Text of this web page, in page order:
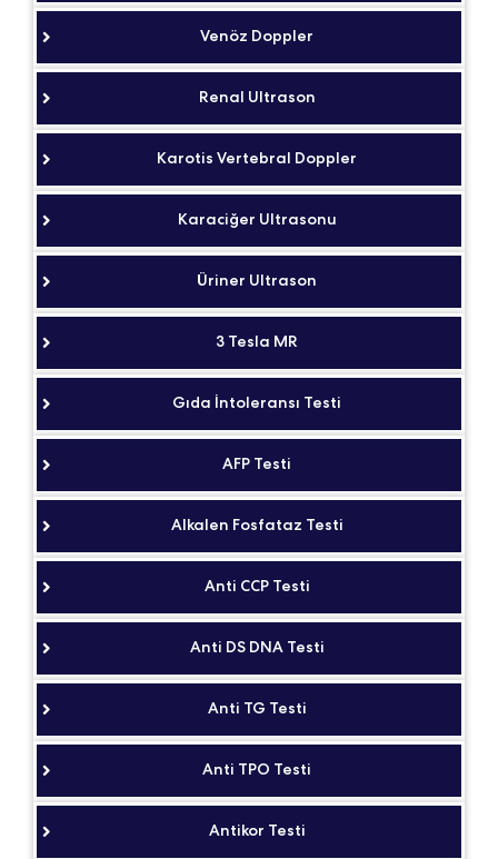
Venöz Doppler
Renal Ultrason
Karotis Vertebral Doppler
Karaciğer Ultrasonu
Üriner Ultrason
3 Tesla MR
Gıda İntoleransı Testi
AFP Testi
Alkalen Fosfataz Testi
Anti CCP Testi
Anti DS DNA Testi
Anti TG Testi
Anti TPO Testi
Antikor Testi